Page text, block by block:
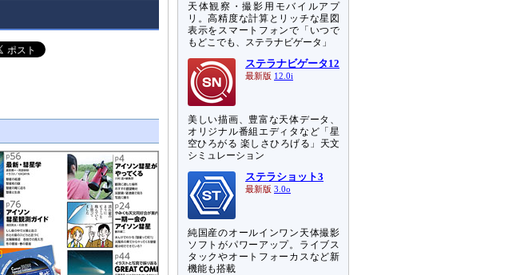
天体観察・撮影用モバイルアプ
リ。高精度な計算とリッチな星図
表示をスマートフォンで「いつで
もどこでも、ステラナビゲータ」
ステラナビゲータ12
最新版 12.0i
美しい描画、豊富な天体データ、
オリジナル番組エディタなど「星
空ひろがる 楽しさひろげる」天文
シミュレーション
ステラショット3
最新版 3.0o
純国産のオールインワン天体撮影
ソフトがパワーアップ。ライブス
タックやオートフォーカスなど新
機能も搭載